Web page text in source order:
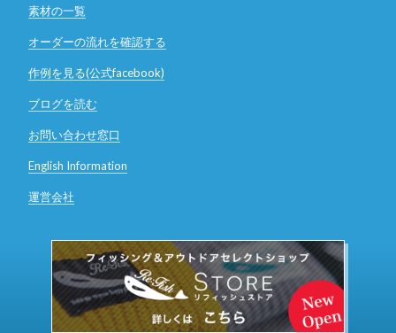
素材の一覧
オーダーの流れを確認する
作例を見る(公式facebook)
ブログを読む
お問い合わせ窓口
English Information
運営会社